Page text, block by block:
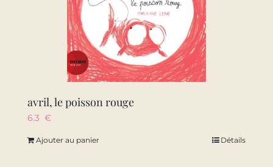
avril, le poisson rouge
6.3 €
Ajouter au panier Détails